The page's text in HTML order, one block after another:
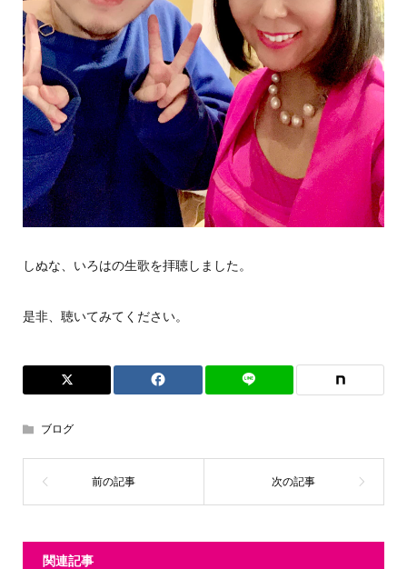
しぬな、いろはの生歌を拝聴しました。
是非、聴いてみてください。
ブログ
関連記事